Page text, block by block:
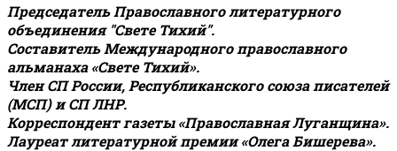
Председатель Православного литературного
объединения "Свете Тихий".
Составитель Международного православного
альманаха «Свете Тихий».
Член СП России, Республиканского союза писателей
(МСП) и СП ЛНР.
Корреспондент газеты «Православная Луганщина».
Лауреат литературной премии «Олега Бишерева».